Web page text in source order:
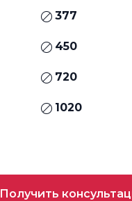
377
450
720
1020
Получить